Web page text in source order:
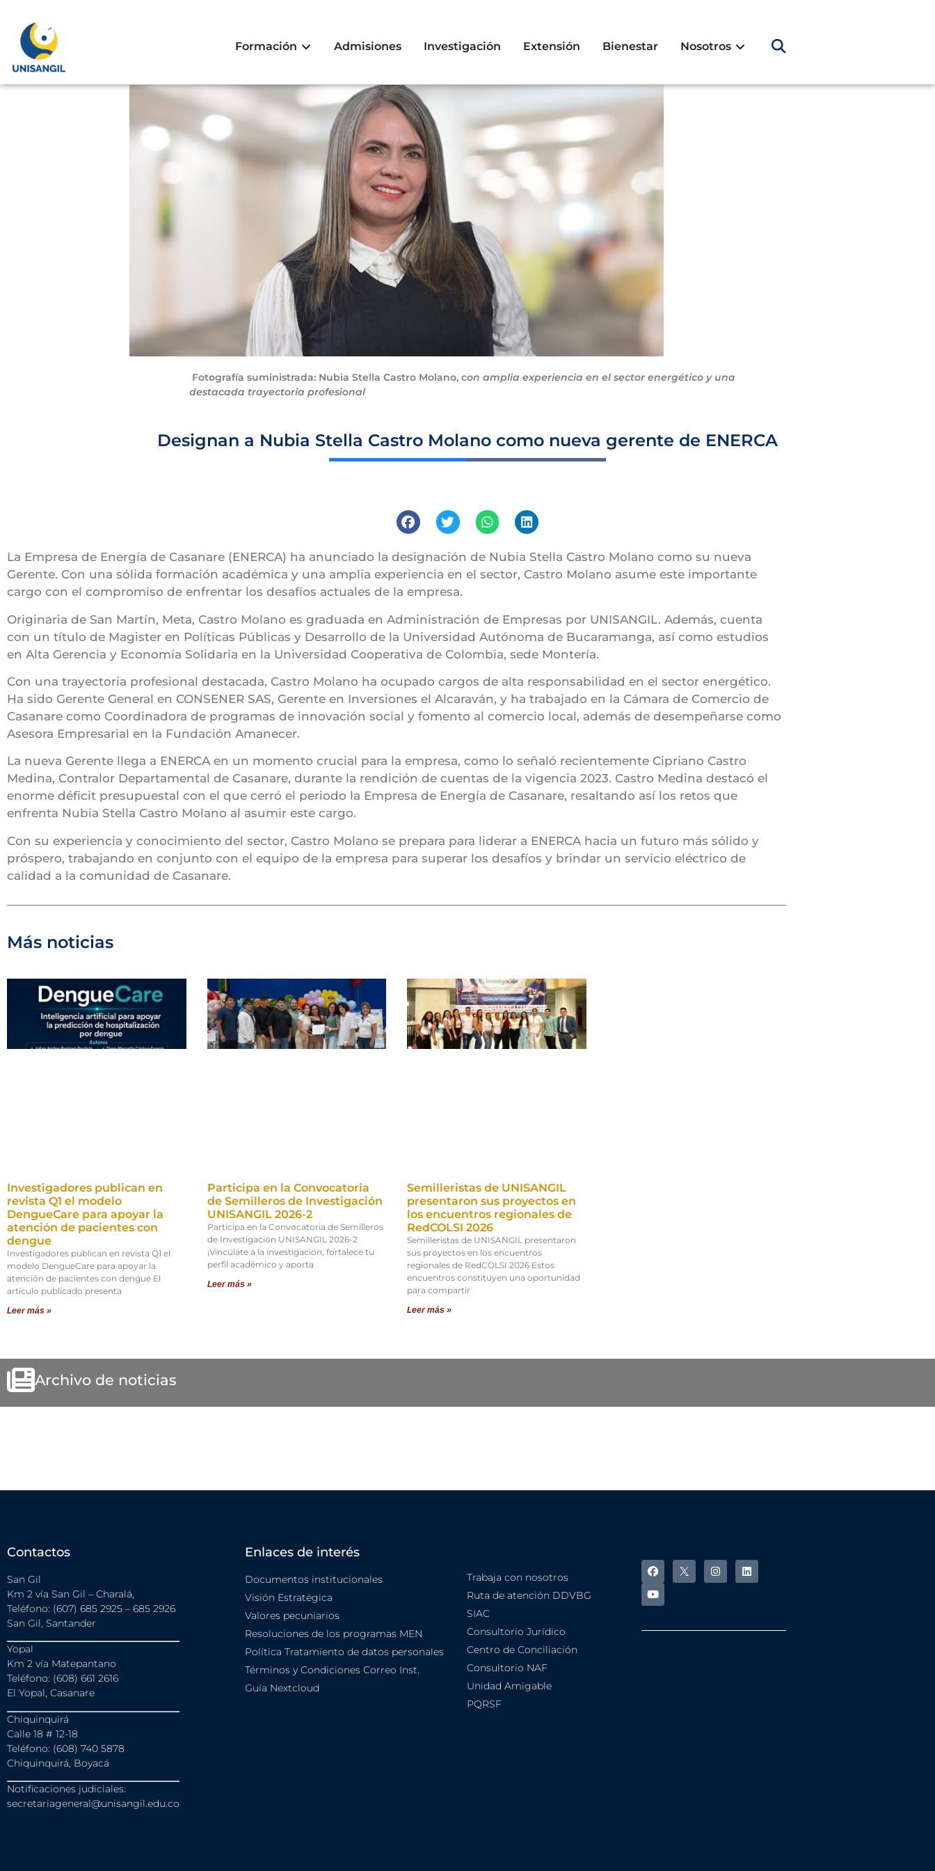
Formación Admisiones Investigación Extensión Bienestar Nosotros
Fotografía suministrada: Nubia Stella Castro Molano, con amplia experiencia en el sector energético y una
destacada trayectoria profesional
Designan a Nubia Stella Castro Molano como nueva gerente de ENERCA
La Empresa de Energía de Casanare (ENERCA) ha anunciado la designación de Nubia Stella Castro Molano como su nueva
Gerente. Con una sólida formación académica y una amplia experiencia en el sector, Castro Molano asume este importante
cargo con el compromiso de enfrentar los desafíos actuales de la empresa.
Originaria de San Martín, Meta, Castro Molano es graduada en Administración de Empresas por UNISANGIL. Además, cuenta
con un título de Magister en Políticas Públicas y Desarrollo de la Universidad Autónoma de Bucaramanga, así como estudios
en Alta Gerencia y Economía Solidaria en la Universidad Cooperativa de Colombia, sede Montería.
Con una trayectoria profesional destacada, Castro Molano ha ocupado cargos de alta responsabilidad en el sector energético.
Ha sido Gerente General en CONSENER SAS, Gerente en Inversiones el Alcaraván, y ha trabajado en la Cámara de Comercio de
Casanare como Coordinadora de programas de innovación social y fomento al comercio local, además de desempeñarse como
Asesora Empresarial en la Fundación Amanecer.
La nueva Gerente llega a ENERCA en un momento crucial para la empresa, como lo señaló recientemente Cipriano Castro
Medina, Contralor Departamental de Casanare, durante la rendición de cuentas de la vigencia 2023. Castro Medina destacó el
enorme déficit presupuestal con el que cerró el periodo la Empresa de Energía de Casanare, resaltando así los retos que
enfrenta Nubia Stella Castro Molano al asumir este cargo.
Con su experiencia y conocimiento del sector, Castro Molano se prepara para liderar a ENERCA hacia un futuro más sólido y
próspero, trabajando en conjunto con el equipo de la empresa para superar los desafíos y brindar un servicio eléctrico de
calidad a la comunidad de Casanare.
Más noticias
Investigadores publican en
revista Q1 el modelo
DengueCare para apoyar la
atención de pacientes con
dengue
Investigadores publican en revista Q1 el
modelo DengueCare para apoyar la
atención de pacientes con dengue El
artículo publicado presenta
Leer más »
Participa en la Convocatoria
de Semilleros de Investigación
UNISANGIL 2026-2
Participa en la Convocatoria de Semilleros
de Investigación UNISANGIL 2026-2
¡Vincúlate a la investigación, fortalece tu
perfil académico y aporta
Leer más »
Semilleristas de UNISANGIL
presentaron sus proyectos en
los encuentros regionales de
RedCOLSI 2026
Semilleristas de UNISANGIL presentaron
sus proyectos en los encuentros
regionales de RedCOLSI 2026 Estos
encuentros constituyen una oportunidad
para compartir
Leer más »
Archivo de noticias
Contactos
San Gil
Km 2 vía San Gil – Charalá,
Teléfono: (607) 685 2925 – 685 2926
San Gil, Santander
Yopal
Km 2 vía Matepantano
Teléfono: (608) 661 2616
El Yopal, Casanare
Chiquinquirá
Calle 18 # 12-18
Teléfono: (608) 740 5878
Chiquinquirá, Boyacá
Notificaciones judiciales:
secretariageneral@unisangil.edu.co
Enlaces de interés
Documentos institucionales
Visión Estratégica
Valores pecuniarios
Resoluciones de los programas MEN
Política Tratamiento de datos personales
Términos y Condiciones Correo Inst.
Guía Nextcloud
Trabaja con nosotros
Ruta de atención DDVBG
SIAC
Consultorio Jurídico
Centro de Conciliación
Consultorio NAF
Unidad Amigable
PQRSF